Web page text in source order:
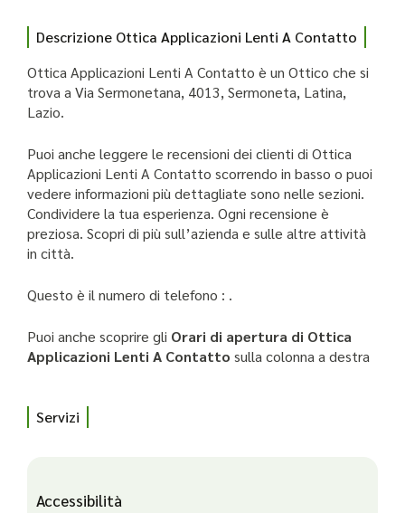
Descrizione Ottica Applicazioni Lenti A Contatto
Ottica Applicazioni Lenti A Contatto è un Ottico che si
trova a Via Sermonetana, 4013, Sermoneta, Latina,
Lazio.
Puoi anche leggere le recensioni dei clienti di Ottica
Applicazioni Lenti A Contatto scorrendo in basso o puoi
vedere informazioni più dettagliate sono nelle sezioni.
Condividere la tua esperienza. Ogni recensione è
preziosa. Scopri di più sull’azienda e sulle altre attività
in città.
Questo è il numero di telefono : .
Puoi anche scoprire gli Orari di apertura di Ottica
Applicazioni Lenti A Contatto sulla colonna a destra
Servizi
Accessibilità